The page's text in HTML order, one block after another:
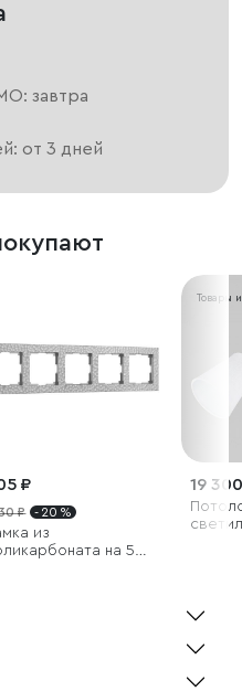
завтра
от 3 дней
₽
₽ - 20 %
из
на 5
Товары
19